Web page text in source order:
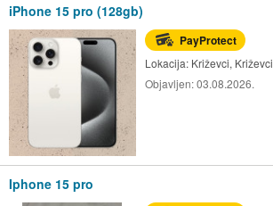
iPhone 15 pro (128gb)
PayProtect
Lokacija: Križevci, Križevci
Objavljen:03.08.2026.
Iphone 15 pro